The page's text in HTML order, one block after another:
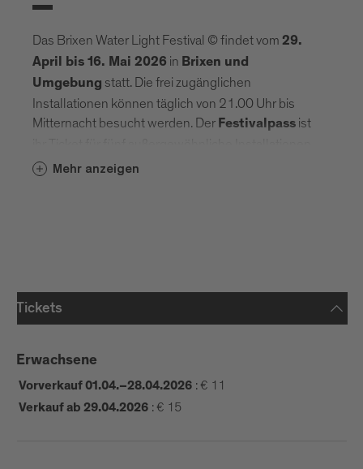
Das Brixen Water Light Festival © findet vom 29.
April bis 16. Mai 2026 in Brixen und
Umgebung statt. Die frei zugänglichen
Installationen können täglich von 21.00 Uhr bis
Mitternacht besucht werden. Der Festivalpass ist
an Orten, die nur für das Water Light Festival ©
Schenoni Areal
Urban Lab: letzter Einlass um 20.00 Uhr
FESTIVALPASS UND STANDORTE
Mehr anzeigen
Tickets
Erwachsene
Vorverkauf 01.04.–28.04.2026 :€ 11
Verkauf ab 29.04.2026 :€ 15